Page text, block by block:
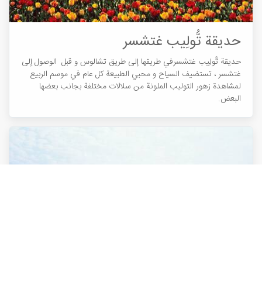
حدیقة تُّولِيب غتشسر
حدیقة تُّولِيب غتشسرفي طريقها إلى طريق تشالوس و قبل الوصول إلى
غتشسر ، تستضيف السياح و محبي الطبيعة كل عام في موسم الربيع
لمشاهدة زهور التوليب الملونة من سلالات مختلفة بجانب بعضها
البعض.